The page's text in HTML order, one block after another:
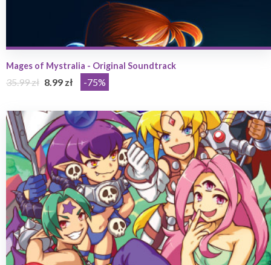
Mages of Mystralia - Original Soundtrack
35.99 zł 8.99 zł -75%